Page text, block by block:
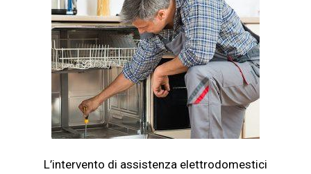
L’intervento di assistenza elettrodomestici